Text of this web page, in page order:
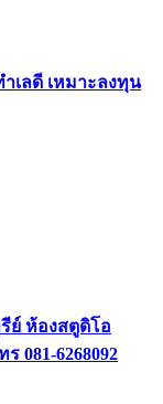
เลดี เหมาะลงทุน
ย์ ห้องสตูดิโอ
081-6268092